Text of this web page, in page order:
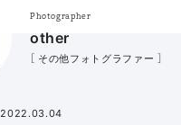
Photographer
other
［ その他フォトグラファー ］
2022.03.04